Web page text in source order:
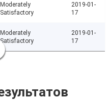
Moderately
Satisfactory
2019-01-
17
Moderately
Satisfactory
2019-01-
17